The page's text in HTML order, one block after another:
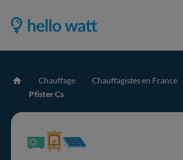
Accueil Chauffage Chauffagistes en France
Pfister Cs